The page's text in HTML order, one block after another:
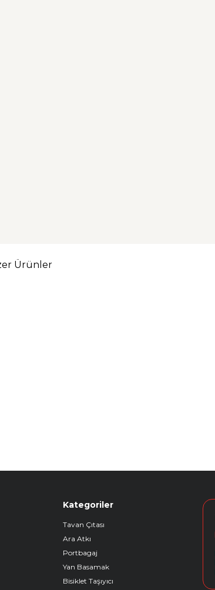
Ürünler
Kategoriler
Tavan Çıtası
Ara Atkı
Portbagaj
Yan Basamak
Bisiklet Taşıyıcı